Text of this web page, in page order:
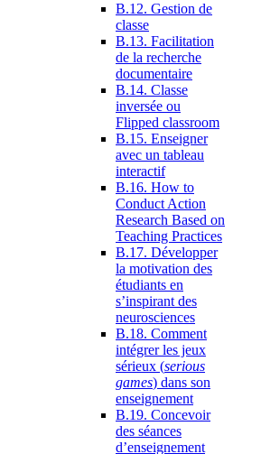
B.12. Gestion de
classe
B.13. Facilitation
de la recherche
documentaire
B.14. Classe
inversée ou
Flipped classroom
B.15. Enseigner
avec un tableau
interactif
B.16. How to
Conduct Action
Research Based on
Teaching Practices
B.17. Développer
la motivation des
étudiants en
s’inspirant des
neurosciences
B.18. Comment
intégrer les jeux
sérieux (serious
games) dans son
enseignement
B.19. Concevoir
des séances
d’enseignement